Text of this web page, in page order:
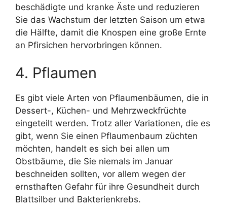
beschädigte und kranke Äste und reduzieren
Sie das Wachstum der letzten Saison um etwa
die Hälfte, damit die Knospen eine große Ernte
an Pfirsichen hervorbringen können.
4. Pflaumen
Es gibt viele Arten von Pflaumenbäumen, die in
Dessert-, Küchen- und Mehrzweckfrüchte
eingeteilt werden. Trotz aller Variationen, die es
gibt, wenn Sie einen Pflaumenbaum züchten
möchten, handelt es sich bei allen um
Obstbäume, die Sie niemals im Januar
beschneiden sollten, vor allem wegen der
ernsthaften Gefahr für ihre Gesundheit durch
Blattsilber und Bakterienkrebs.